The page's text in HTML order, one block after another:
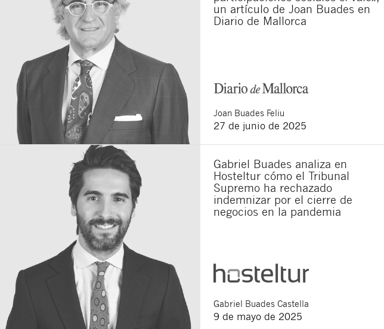
un artículo de Joan Buades en
Diario de Mallorca
Joan Buades Feliu
27 de junio de 2025
Gabriel Buades analiza en
Hosteltur cómo el Tribunal
Supremo ha rechazado
indemnizar por el cierre de
negocios en la pandemia
Gabriel Buades Castella
9 de mayo de 2025